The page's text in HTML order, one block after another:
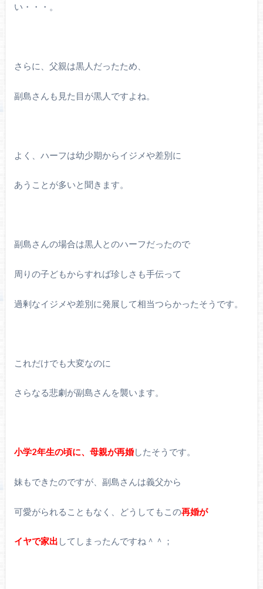
い・・・。
さらに、父親は黒人だったため、
副島さんも見た目が黒人ですよね。
よく、ハーフは幼少期からイジメや差別に
あうことが多いと聞きます。
副島さんの場合は黒人とのハーフだったので
周りの子どもからすれば珍しさも手伝って
過剰なイジメや差別に発展して相当つらかったそうです。
これだけでも大変なのに
さらなる悲劇が副島さんを襲います。
小学2年生の頃に、母親が再婚したそうです。
妹もできたのですが、副島さんは義父から
可愛がられることもなく、どうしてもこの再婚が
イヤで家出 してしまったんですね＾＾；